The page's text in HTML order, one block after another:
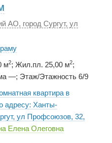
АО, город Сургут, ул
м2; Жил.пл. 25,00 м2;
—; Этаж/Этажность 6/9
квартира в
адресу: Ханты-
ул Профсоюзов, 32,
Елена Олеговна